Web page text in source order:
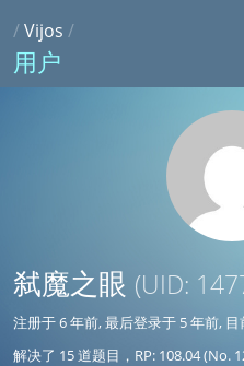
/Vijos /
用户
弑魔之眼 (UID:
注册于6 年前, 最后登录于 5 年前, 目
解决了 15 道题目，RP: 108.04 (No.